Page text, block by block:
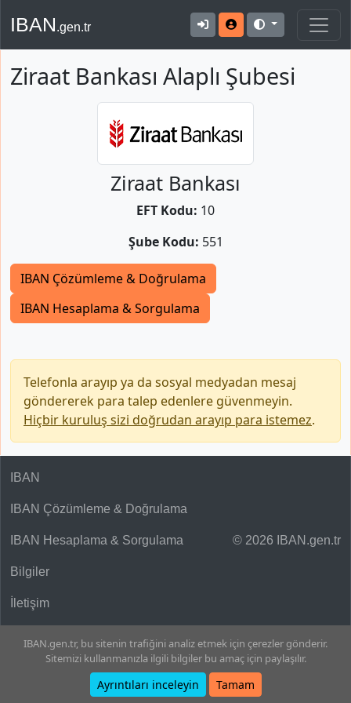
IBAN.gen.tr
Ziraat Bankası Alaplı Şubesi
Ziraat Bankası
EFT Kodu: 10
Şube Kodu: 551
IBAN Çözümleme & Doğrulama
IBAN Hesaplama & Sorgulama
Telefonla arayıp ya da sosyal medyadan mesaj
göndererek para talep edenlere güvenmeyin.
Hiçbir kuruluş sizi doğrudan arayıp para istemez.
© 2026 IBAN.gen.tr
IBAN
IBAN Çözümleme & Doğrulama
IBAN Hesaplama & Sorgulama
Bilgiler
İletişim
IBAN.gen.tr, bu sitenin trafiğini analiz etmek için çerezler gönderir.
Sitemizi kullanmanızla ilgili bilgiler bu amaç için paylaşılır.
Ayrıntıları inceleyin Tamam